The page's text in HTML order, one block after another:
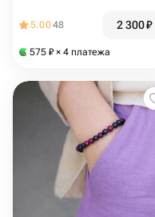
5.0048 2 300₽
575 ₽ × 4 платежа